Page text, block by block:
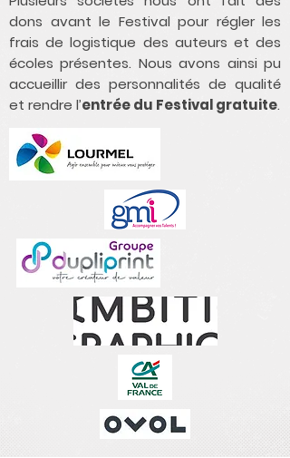
dons avant le Festival pour régler les
frais de logistique des auteurs et des
écoles présentes. Nous avons ainsi pu
accueillir des personnalités de qualité
et rendre l’entrée du Festival gratuite.